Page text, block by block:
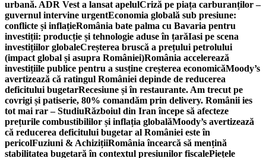
urbană. ADR Vest a lansat apelulCriză pe piața carburanților –
guvernul intervine urgentEconomia globală sub presiune:
conflicte și inflațieRomânia bate palma cu Bavaria pentru
investiții: producție și tehnologie aduse în țarăIasi pe scena
investițiilor globaleCreșterea bruscă a prețului petrolului
(impact global și asupra României)România accelerează
investițiile publice pentru a susține creșterea economicăMoody’s
avertizează că ratingul României depinde de reducerea
deficitului bugetarRecesiune și în restaurante. Am trecut pe
covrigi și patiserie, 80% comandăm prin delivery. Românii ies
tot mai rar – StudiuRăzboiul din Iran începe să afecteze
prețurile combustibililor și inflația globalăMoody’s avertizează
că reducerea deficitului bugetar al României este în
pericolFuziuni & AchizițiiRomânia încearcă să mențină
stabilitatea bugetară în contextul presiunilor fiscalePiețele